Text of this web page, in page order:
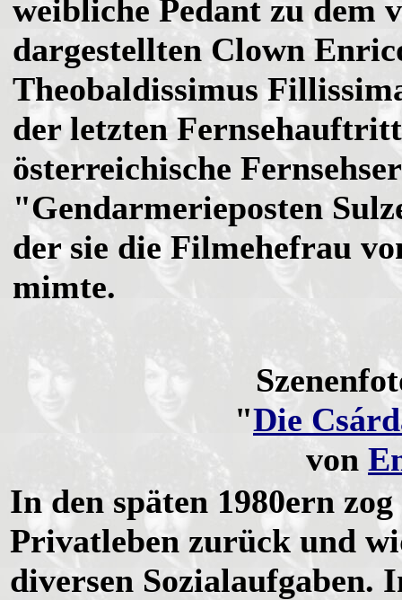
weibliche Pedant zu dem
dargestellten Clown
Theobaldissimus
der letzten
österreichische
"Gendarmerieposten
der sie die Filmehefrau
mimte.
"Die
von
In den späten 1980ern
Privatleben zurück und
diversen Sozialaufgaben.